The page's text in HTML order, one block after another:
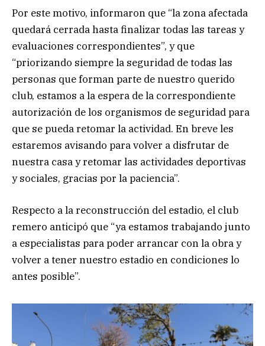
Por este motivo, informaron que “la zona afectada
quedará cerrada hasta finalizar todas las tareas y
evaluaciones correspondientes”, y que
“priorizando siempre la seguridad de todas las
personas que forman parte de nuestro querido
club, estamos a la espera de la correspondiente
autorización de los organismos de seguridad para
que se pueda retomar la actividad. En breve les
estaremos avisando para volver a disfrutar de
nuestra casa y retomar las actividades deportivas
y sociales, gracias por la paciencia”.
Respecto a la reconstrucción del estadio, el club
remero anticipó que “ya estamos trabajando junto
a especialistas para poder arrancar con la obra y
volver a tener nuestro estadio en condiciones lo
antes posible”.